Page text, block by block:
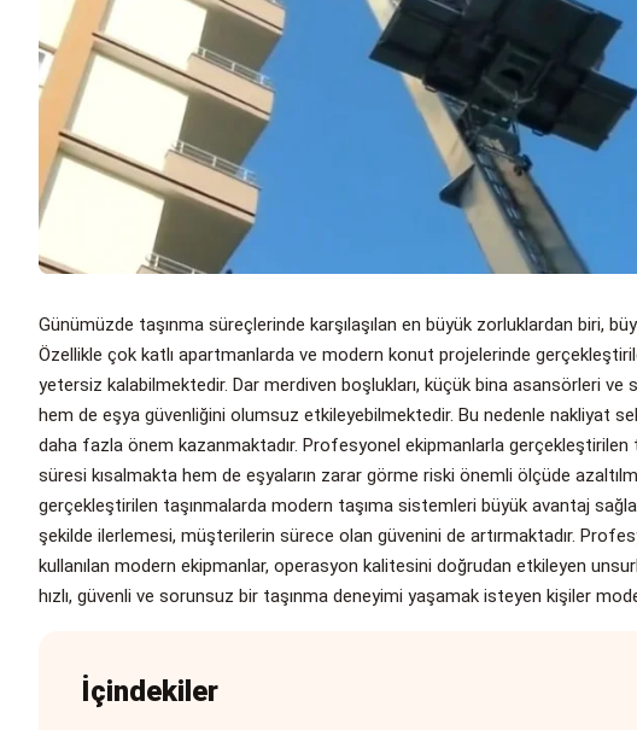
Günümüzde taşınma süreçlerinde karşılaşılan en büyük zorluklardan biri,
Özellikle çok katlı apartmanlarda ve modern konut projelerinde
yetersiz kalabilmektedir. Dar merdiven boşlukları, küçük bina asansörleri ve
hem de eşya güvenliğini olumsuz etkileyebilmektedir. Bu nedenle nakliyat
daha fazla önem kazanmaktadır. Profesyonel ekipmanlarla
süresi kısalmakta hem de eşyaların zarar görme riski önemli ölçüde
gerçekleştirilen taşınmalarda modern taşıma sistemleri büyük avantaj
şekilde ilerlemesi, müşterilerin sürece olan güvenini de artırmaktadır.
kullanılan modern ekipmanlar, operasyon kalitesini doğrudan etkileyen
hızlı, güvenli ve sorunsuz bir taşınma deneyimi yaşamak isteyen kişiler
İçindekiler